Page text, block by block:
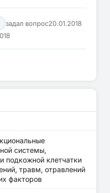
задал вопрос20.01.2018
системы,
подкожной клетчатки
травм, отравлений
факторов